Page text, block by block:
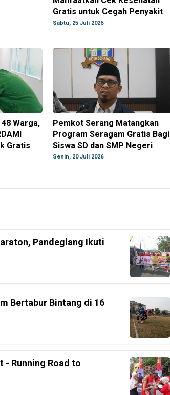
Gratis untuk Cegah Penyakit
Sabtu, 25 Juli 2026
Warga,
Gratis
Pemkot Serang Matangkan
Program Seragam Gratis Bagi
Siswa SD dan SMP Negeri
Senin, 20 Juli 2026
Pandeglang Ikuti
Bertabur Bintang di 16
- Running Road to